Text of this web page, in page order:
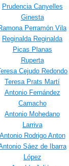
Prudencia Canyelles
Ginesta
Perramón Vila
Reginalda Reginalda
Picas Planas
Ruperta
Cejudo Redondo
Teresa Prats Martí
Antonio Fernández
Camacho
Antonio Mohedano
Larriva
Antonio Rodrigo Anton
Sáez de Ibarra
López